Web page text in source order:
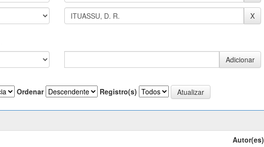
Ordenar Registro(s)
Autor(es)